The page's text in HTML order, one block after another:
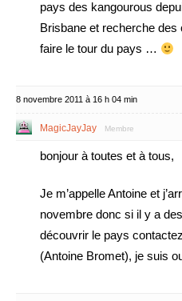
pays des kangourous
Brisbane et recherche
faire le tour du pays …
8 novembre 2011 à 16 h 04 min
MagicJayJay Membre
bonjour à toutes et à tous,
Je m’appelle Antoine et
novembre donc si il y a
découvrir le pays
(Antoine Bromet), je suis